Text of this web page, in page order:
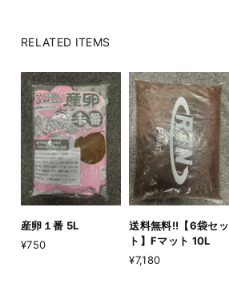
RELATED ITEMS
産卵１番 5L
¥750
送料無料!!【6袋セッ
ト】Fマット 10L
¥7,180